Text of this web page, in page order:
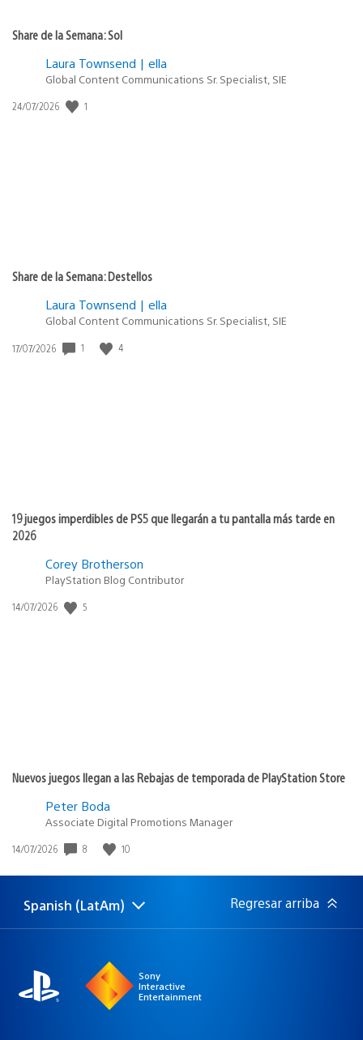
Share de la Semana: Sol
Laura Townsend | ella
Global Content Communications Sr. Specialist, SIE
Fecha
24/07/2026 1
Share de la Semana: Destellos
Laura Townsend | ella
Global Content Communications Sr. Specialist, SIE
Fecha
17/07/2026 1 4
19 juegos imperdibles de PS5 que llegarán a tu pantalla más tarde en
2026
Corey Brotherson
PlayStation Blog Contributor
Fecha
14/07/2026 5
Nuevos juegos llegan a las Rebajas de temporada de PlayStation Store
Peter Boda
Associate Digital Promotions Manager
Fecha
publicación:
14/07/2026 8 10
Elige
Región
Spanish (LatAm) Regresar arriba
Sony
Interactive
Entertainment